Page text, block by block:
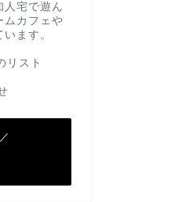
人宅で遊ん
ムカフェや
ます。
リスト